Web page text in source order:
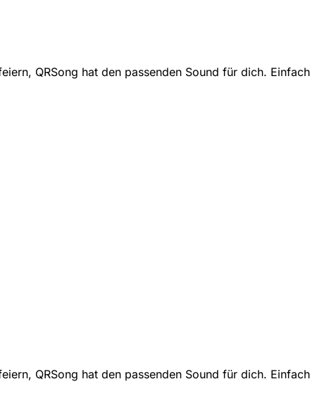
QRSong hat den passenden Sound für dich. Einfach
QRSong hat den passenden Sound für dich. Einfach